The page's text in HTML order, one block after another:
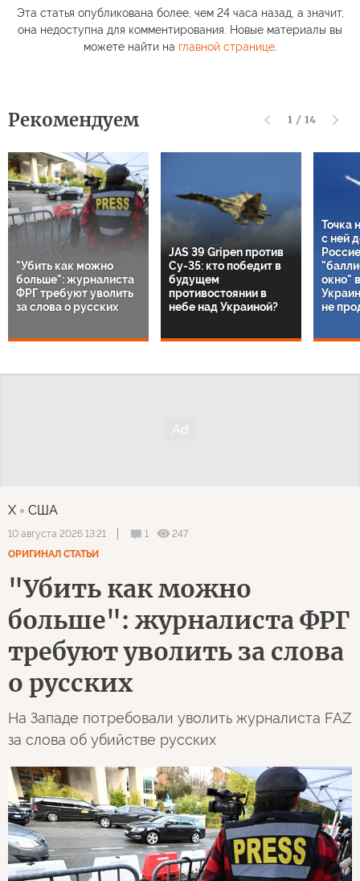
Эта статья опубликована более, чем 24 часа назад, а значит,
она недоступна для комментирования. Новые материалы вы
можете найти на главной странице.
Рекомендуем 1 / 14
"Убить как можно
больше": журналиста
ФРГ требуют уволить
за слова о русских
JAS 39 Gripen против
Су-35: кто победит в
будущем
противостоянии в
небе над Украиной?
Точка
с ней
окно"
не
X США
10 августа 2026 13:21 1
247
ОРИГИНАЛ СТАТЬИ
"Убить как можно
больше": журналиста ФРГ
требуют уволить за слова
о русских
На Западе потребовали уволить журналиста FAZ
за слова об убийстве русских